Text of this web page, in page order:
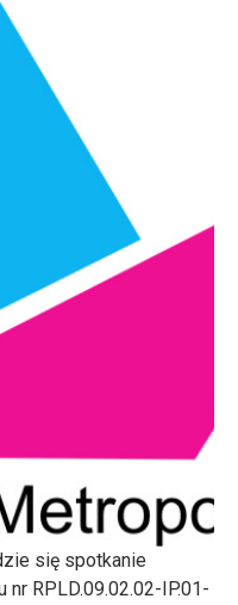
się spotkanie
RPLD.09.02.02-IP.01-